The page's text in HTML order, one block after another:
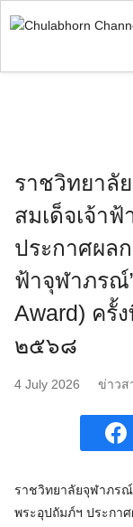
to
ราชวิทยาลั
สมเด็จเจ้า
ประกาศผล
ฟ้าจุฬาภรณ์
Award) ครั้
๒๕๖๘
4 July 2026 ข่าวส
ราชวิทยาลัยจุฬาภร
พระอุปถัมภ์ฯ ประกา